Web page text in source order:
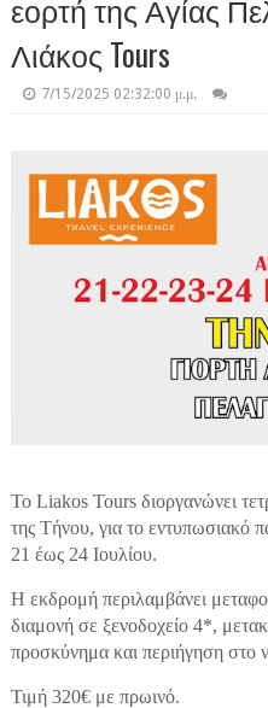
εορτή της Αγίας
Λιάκος Tours
7/15/2025 02:32:00 μ.μ.
Το Liakos Toursδιοργανώνει
της Τήνου, για το εντυπωσιακό
21 έως 24 Ιουλίου.
Η εκδρομή περιλαμβάνει
διαμονή σε ξενοδοχείο 4*,
προσκύνημα και περιήγηση στο
Τιμή 320€ με πρωινό.